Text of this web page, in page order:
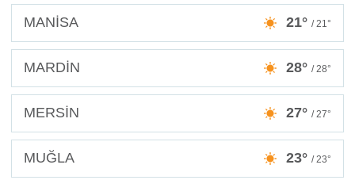
MANİSA 21° / 21°
MARDİN 28° / 28°
MERSİN 27° / 27°
MUĞLA 23° / 23°